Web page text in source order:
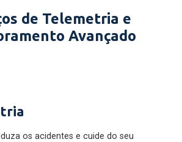
de Telemetria e
Avançado
os acidentes e cuide do seu